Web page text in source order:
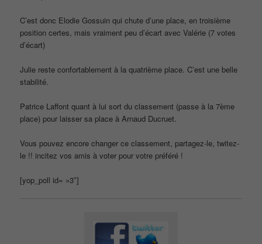
C’est donc Elodie Gossuin qui chute d’une place, en troisième
position certes, mais vraiment peu d’écart avec Valérie (7 votes
d’écart)
Julie reste confortablement à la quatrième place. C’est une belle
stabilité.
Patrice Laffont quant à lui sort du classement (passe à la 7ème
place) pour laisser sa place à Arnaud Ducruet.
Vous pouvez encore changer ce classement, partagez-le, twitez-
le !! incitez vos amis à voter pour votre préféré !
[yop_poll id= »3″]